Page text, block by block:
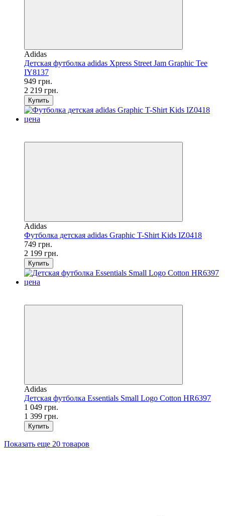
Adidas
Детская футболка adidas Xpress Street Jam Graphic Tee
IY8137
949 грн.
2 219 грн.
Купить
Adidas
Футболка детская adidas Graphic T-Shirt Kids IZ0418
749 грн.
2 199 грн.
Купить
Adidas
Детская футболка Essentials Small Logo Cotton HR6397
1 049 грн.
1 399 грн.
Купить
Показать еще 20 товаров